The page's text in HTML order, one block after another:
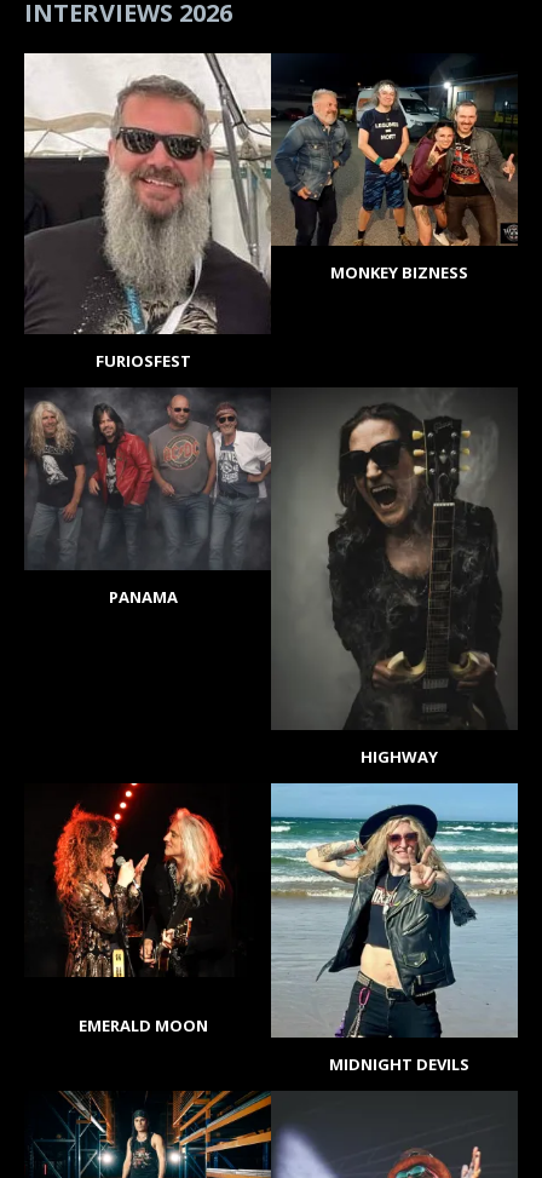
INTERVIEWS 2026
FURIOSFEST
MONKEY BIZNESS
PANAMA
HIGHWAY
EMERALD MOON
MIDNIGHT DEVILS